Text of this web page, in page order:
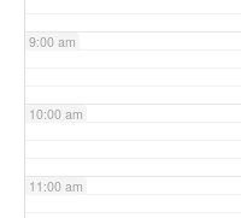
9:00 am
10:00 am
11:00 am